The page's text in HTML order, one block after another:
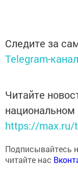
Следите за
Telegram-
Читайте
https://max.ru/
Подписывайтесь
читайте нас